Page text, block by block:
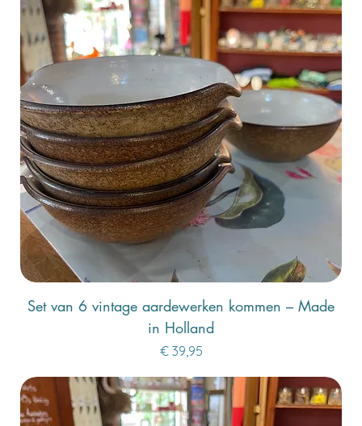
Set van 6 vintage aardewerken kommen – Made
in Holland
Prijs
€ 39,95